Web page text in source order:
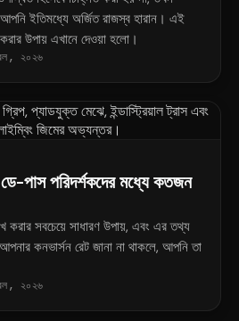
ইতিমধ্যে অর্জিত রাজস্ব হারান। এই
উপায় এখানে দেওয়া হলো।
২০২৬
পাস পরিদর্শকদের মধ্যে কতজন
সবচেয়ে সাধারণ উপায়, এবং এর তথ্য
কনভার্সন রেট জানা না থাকলে, আপনি তা
২০২৬